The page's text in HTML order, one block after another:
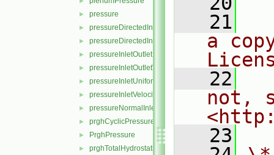
► pressure
► pressureDirectedInletOutletVelocity
► pressureDirectedInletVelocity
► pressureInletOutletParSlipVelocity
► pressureInletOutletVelocity
► pressureInletUniformVelocity
► pressureInletVelocity
► pressureNormalInletOutletVelocity
► prghCyclicPressure
► PrghPressure
► prghTotalHydrostaticPressure
   21
a
   22
not,
   23